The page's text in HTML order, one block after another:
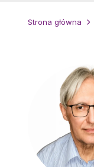
Strona główna